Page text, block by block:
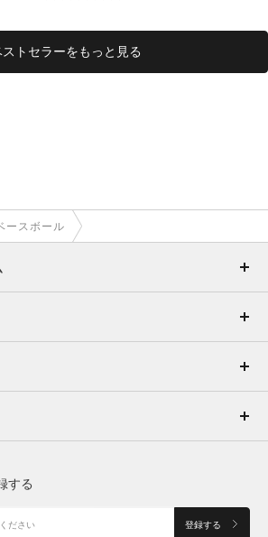
ストセラーをもっと見る
ースボール
する
登録する